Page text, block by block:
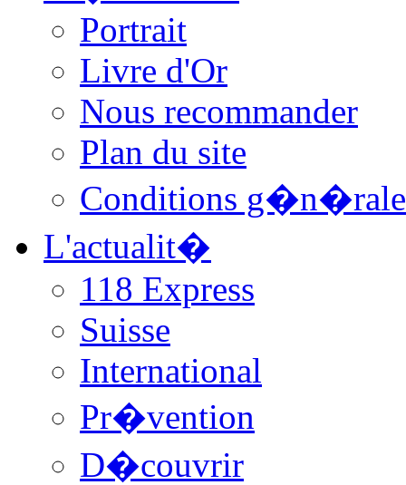
Portrait
Livre d'Or
Nous recommander
Plan du site
Conditions
L'actualit�
118 Express
Suisse
International
Pr�vention
D�couvrir